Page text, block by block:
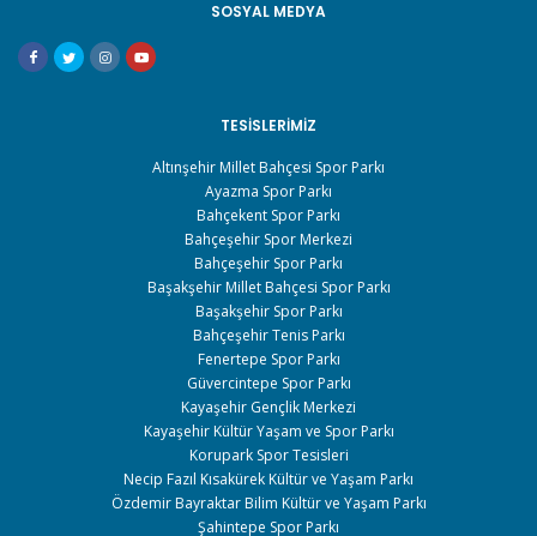
SOSYAL MEDYA
TESISLERIMIZ
Altınşehir Millet Bahçesi Spor Parkı
Ayazma Spor Parkı
Bahçekent Spor Parkı
Bahçeşehir Spor Merkezi
Bahçeşehir Spor Parkı
Başakşehir Millet Bahçesi Spor Parkı
Başakşehir Spor Parkı
Bahçeşehir Tenis Parkı
Fenertepe Spor Parkı
Güvercintepe Spor Parkı
Kayaşehir Gençlik Merkezi
Kayaşehir Kültür Yaşam ve Spor Parkı
Korupark Spor Tesisleri
Necip Fazıl Kısakürek Kültür ve Yaşam Parkı
Özdemir Bayraktar Bilim Kültür ve Yaşam Parkı
Şahintepe Spor Parkı